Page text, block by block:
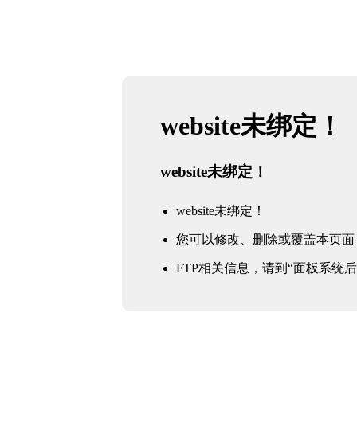
website未绑定！
website未绑定！
website未绑定！
您可以修改、删除或覆盖本页面
FTP相关信息，请到“面板系统